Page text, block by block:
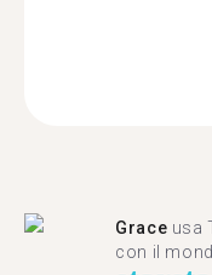
Grace usa
con il